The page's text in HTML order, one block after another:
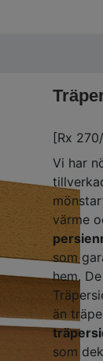
[Rx
Vi har
värme
som
hem.
än
som